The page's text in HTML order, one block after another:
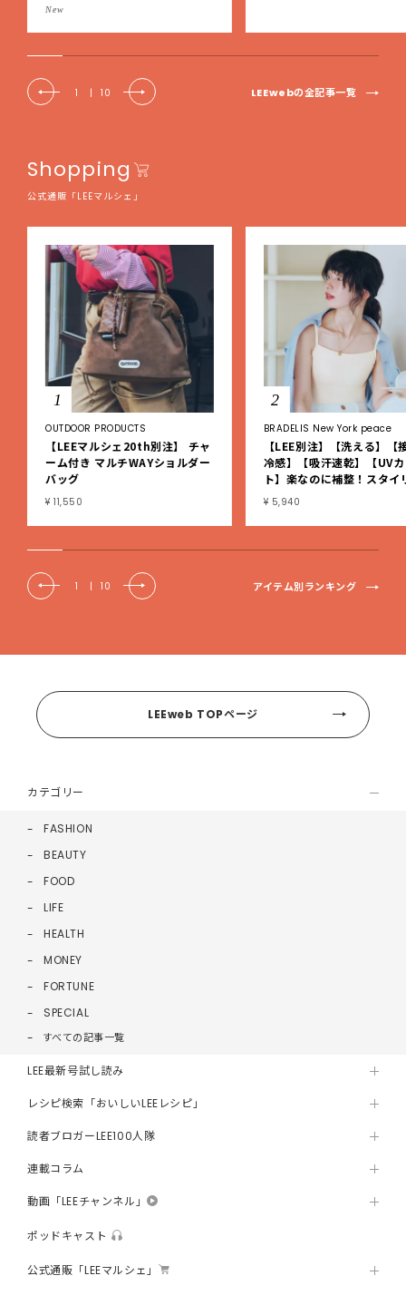
New
1 | 10 LEEwebの全記事一覧
Shopping
公式通販「LEEマルシェ」
1
OUTDOOR PRODUCTS
【LEEマルシェ20th別注】 チャ
ーム付き マルチWAYショルダー
バッグ
¥ 11,550
2
BRADELIS New York peace
【LEE別注】【洗える】【
冷感】【吸汗速乾】【UV
ト】楽なのに補整！スタイ
シュ綿混ブラキャミ
¥ 5,940
1 | 10 アイテム別ランキング
LEEweb TOPページ
カテゴリー
FASHION
BEAUTY
FOOD
LIFE
HEALTH
MONEY
FORTUNE
SPECIAL
すべての記事一覧
LEE最新号試し読み
レシピ検索「おいしいLEEレシピ」
読者ブロガーLEE100人隊
連載コラム
動画「LEEチャンネル」
ポッドキャスト
公式通販「LEEマルシェ」